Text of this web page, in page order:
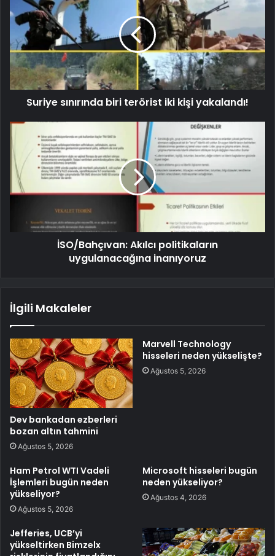
Suriye sınırında biri terörist iki kişi yakalandı!
İSO/Bahçıvan: Akılcı politikaların
uygulanacağına inanıyoruz
İlgili Makaleler
Dev bankadan ezberleri
bozan altın tahmini
Ağustos 5, 2026
Marvell Technology
hisseleri neden yükselişte?
Ağustos 5, 2026
Ham Petrol WTI Vadeli
İşlemleri bugün neden
yükseliyor?
Ağustos 5, 2026
Microsoft hisseleri bugün
neden yükseliyor?
Ağustos 4, 2026
Jefferies, UCB’yi
yükseltirken Bimzelx